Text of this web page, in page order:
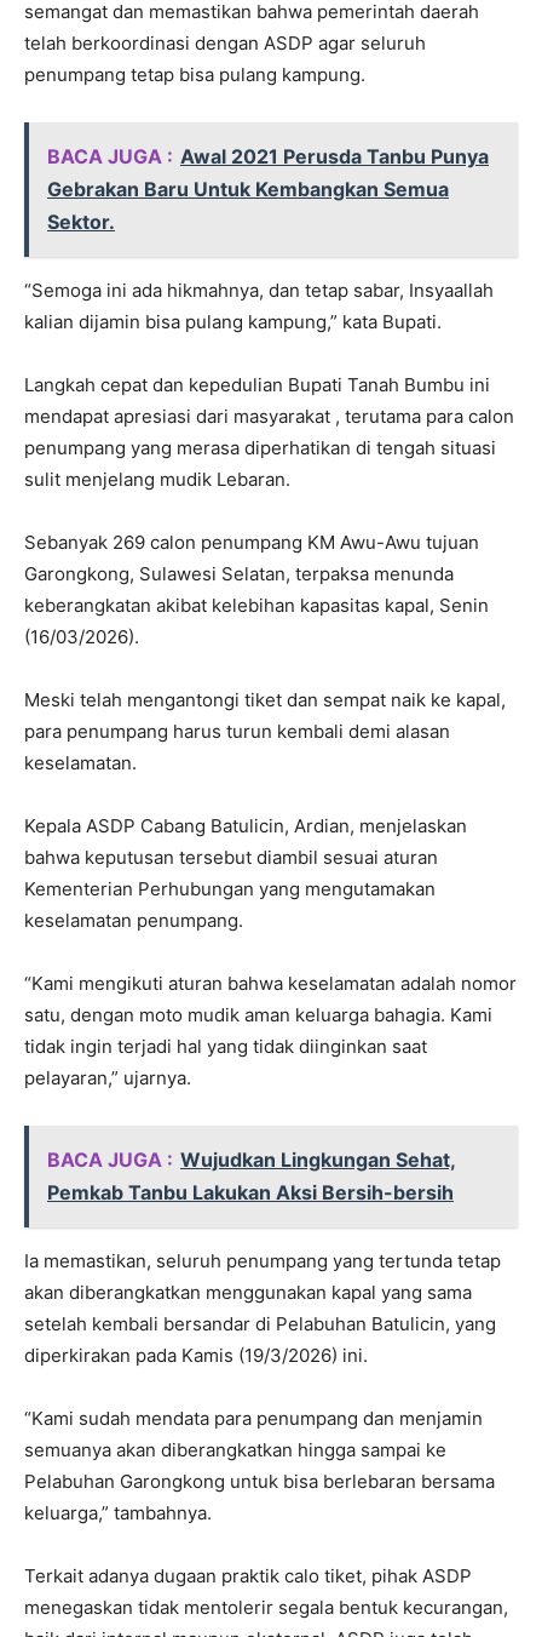
semangat dan memastikan bahwa pemerintah daerah
telah berkoordinasi dengan ASDP agar seluruh
penumpang tetap bisa pulang kampung.
BACA JUGA : Awal 2021 Perusda Tanbu Punya
Gebrakan Baru Untuk Kembangkan Semua
Sektor.
“Semoga ini ada hikmahnya, dan tetap sabar, Insyaallah
kalian dijamin bisa pulang kampung,” kata Bupati.
Langkah cepat dan kepedulian Bupati Tanah Bumbu ini
mendapat apresiasi dari masyarakat , terutama para calon
penumpang yang merasa diperhatikan di tengah situasi
sulit menjelang mudik Lebaran.
Sebanyak 269 calon penumpang KM Awu-Awu tujuan
Garongkong, Sulawesi Selatan, terpaksa menunda
keberangkatan akibat kelebihan kapasitas kapal, Senin
(16/03/2026).
Meski telah mengantongi tiket dan sempat naik ke kapal,
para penumpang harus turun kembali demi alasan
keselamatan.
Kepala ASDP Cabang Batulicin, Ardian, menjelaskan
bahwa keputusan tersebut diambil sesuai aturan
Kementerian Perhubungan yang mengutamakan
keselamatan penumpang.
“Kami mengikuti aturan bahwa keselamatan adalah nomor
satu, dengan moto mudik aman keluarga bahagia. Kami
tidak ingin terjadi hal yang tidak diinginkan saat
pelayaran,” ujarnya.
BACA JUGA : Wujudkan Lingkungan Sehat,
Pemkab Tanbu Lakukan Aksi Bersih-bersih
Ia memastikan, seluruh penumpang yang tertunda tetap
akan diberangkatkan menggunakan kapal yang sama
setelah kembali bersandar di Pelabuhan Batulicin, yang
diperkirakan pada Kamis (19/3/2026) ini.
“Kami sudah mendata para penumpang dan menjamin
semuanya akan diberangkatkan hingga sampai ke
Pelabuhan Garongkong untuk bisa berlebaran bersama
keluarga,” tambahnya.
Terkait adanya dugaan praktik calo tiket, pihak ASDP
menegaskan tidak mentolerir segala bentuk kecurangan,